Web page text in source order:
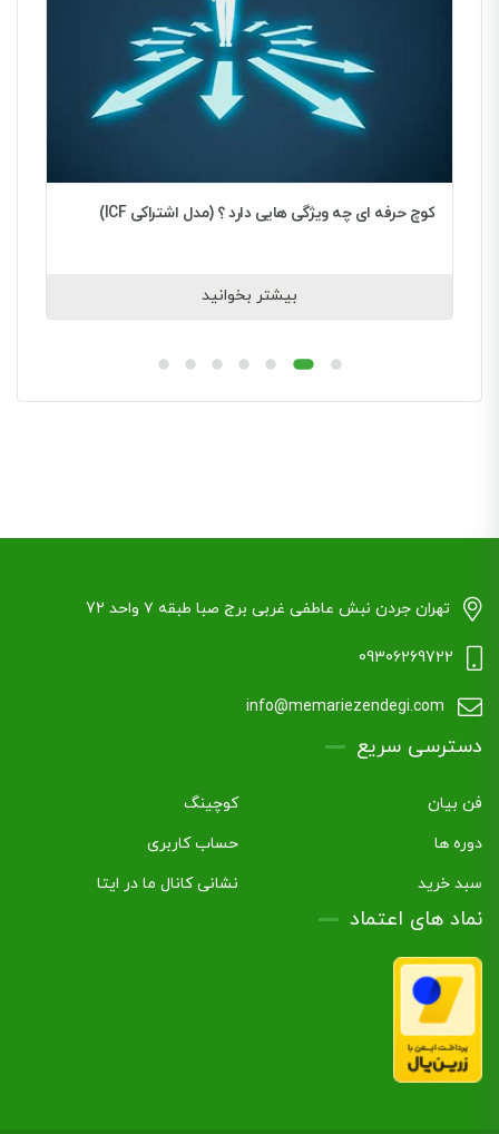
کوچ حرفه ای چه ویژگی هایی دارد ؟ (مدل اشتراکی ICF)
بیشتر بخوانید
تهران جردن نبش عاطفی غربی برج صبا طبقه ۷ واحد 72
09306269722
info@memariezendegi.com
دسترسی سریع
فن بیان
کوچینگ
دوره ها
حساب کاربری
سبد خرید
نشانی کانال ما در ایتا
نماد های اعتماد